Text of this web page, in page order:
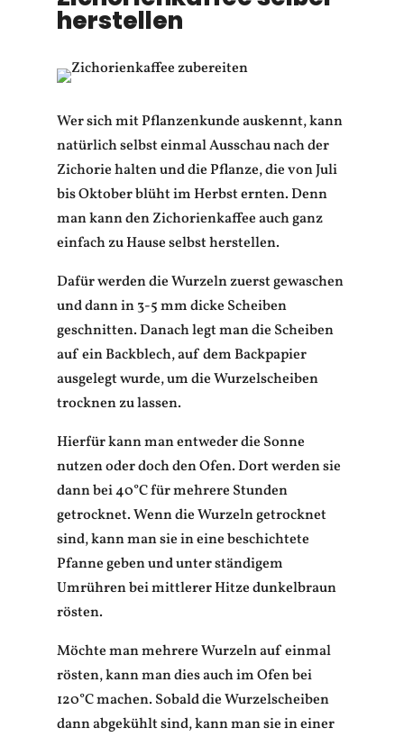
herstellen
Wer sich mit Pflanzenkunde auskennt, kann
natürlich selbst einmal Ausschau nach der
Zichorie halten und die Pflanze, die von Juli
bis Oktober blüht im Herbst ernten. Denn
man kann den Zichorienkaffee auch ganz
einfach zu Hause selbst herstellen.
Dafür werden die Wurzeln zuerst gewaschen
und dann in 3-5 mm dicke Scheiben
geschnitten. Danach legt man die Scheiben
auf ein Backblech, auf dem Backpapier
ausgelegt wurde, um die Wurzelscheiben
trocknen zu lassen.
Hierfür kann man entweder die Sonne
nutzen oder doch den Ofen. Dort werden sie
dann bei 40°C für mehrere Stunden
getrocknet. Wenn die Wurzeln getrocknet
sind, kann man sie in eine beschichtete
Pfanne geben und unter ständigem
Umrühren bei mittlerer Hitze dunkelbraun
rösten.
Möchte man mehrere Wurzeln auf einmal
rösten, kann man dies auch im Ofen bei
120°C machen. Sobald die Wurzelscheiben
dann abgekühlt sind, kann man sie in einer